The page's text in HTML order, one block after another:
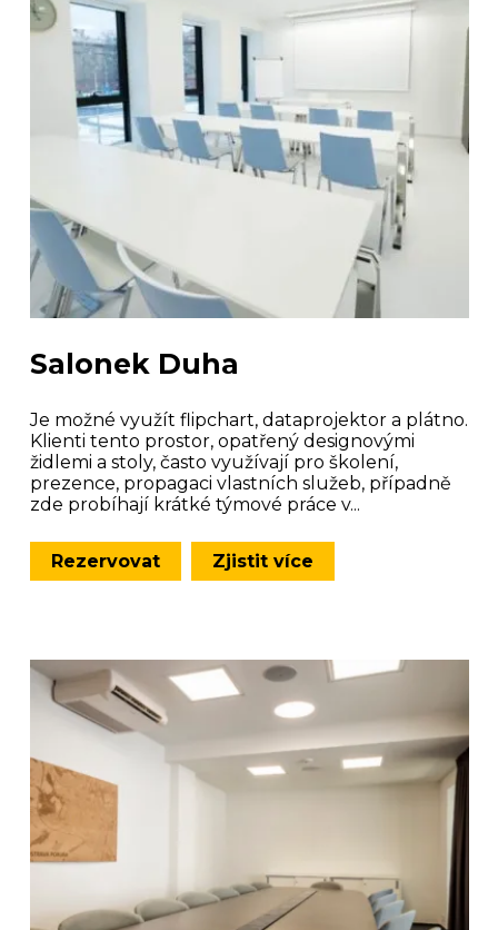
Salonek Duha
Je možné využít flipchart, dataprojektor a plátno.
Klienti tento prostor, opatřený designovými
židlemi a stoly, často využívají pro školení,
prezence, propagaci vlastních služeb, případně
zde probíhají krátké týmové práce v...
Rezervovat Zjistit více